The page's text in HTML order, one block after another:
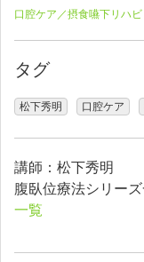
口腔ケア／摂食嚥下リハ
タグ
松下秀明 口腔ケア
講師：松下秀明
腹臥位療法シリ
一覧